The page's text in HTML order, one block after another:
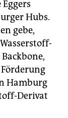
Hubs.
gebe,
Hamburg
Derivat